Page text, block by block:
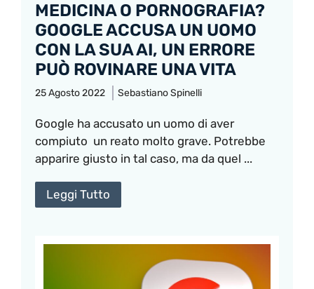
MEDICINA O PORNOGRAFIA?
GOOGLE ACCUSA UN UOMO
CON LA SUA AI, UN ERRORE
PUÒ ROVINARE UNA VITA
25 Agosto 2022 Sebastiano Spinelli
Google ha accusato un uomo di aver
compiuto un reato molto grave. Potrebbe
apparire giusto in tal caso, ma da quel ...
Leggi Tutto